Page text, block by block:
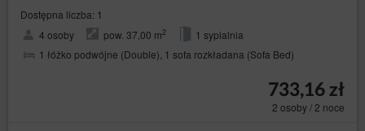
Dostępna liczba: 1
4 osoby
pow. 37,00 m2
1 sypialnia
1 łóżko podwójne (Double), 1 sofa rozkładana (Sofa Bed)
733,16 zł
2 osoby / 2 noce